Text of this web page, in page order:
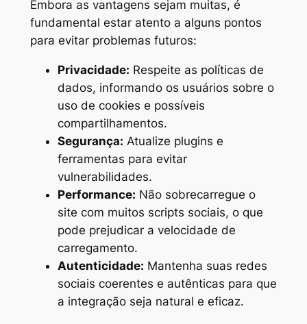
Embora as vantagens sejam muitas, é
fundamental estar atento a alguns pontos
para evitar problemas futuros:
Privacidade: Respeite as políticas de
dados, informando os usuários sobre o
uso de cookies e possíveis
compartilhamentos.
Segurança: Atualize plugins e
ferramentas para evitar
vulnerabilidades.
Performance: Não sobrecarregue o
site com muitos scripts sociais, o que
pode prejudicar a velocidade de
carregamento.
Autenticidade: Mantenha suas redes
sociais coerentes e autênticas para que
a integração seja natural e eficaz.